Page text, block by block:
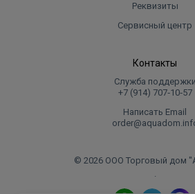
Реквизиты
Сервисный центр
Контакты
Служба поддержки
+7 (914) 707‑10‑57
Написать Email
© 2026 ООО Торговый дом
.